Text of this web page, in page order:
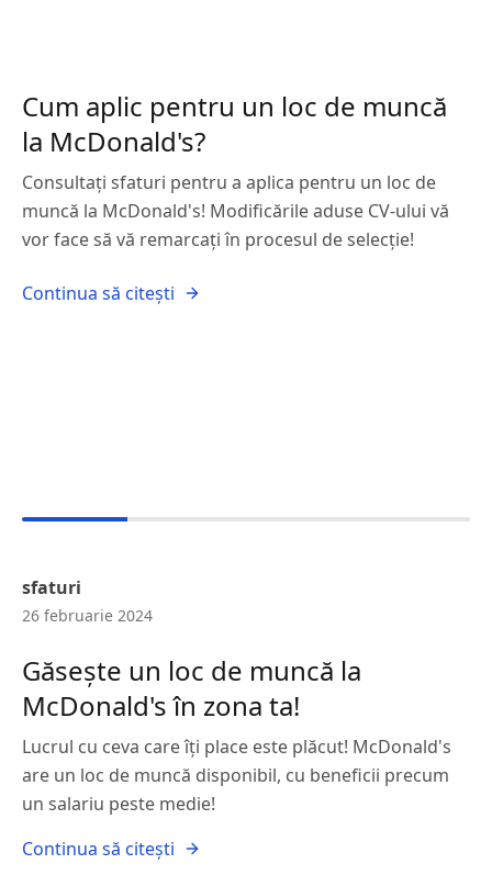
Cum aplic pentru un loc de muncă
la McDonald's?
Consultați sfaturi pentru a aplica pentru un loc de
muncă la McDonald's! Modificările aduse CV-ului vă
vor face să vă remarcați în procesul de selecție!
Continua să citești
sfaturi
26 februarie 2024
Găsește un loc de muncă la
McDonald's în zona ta!
Lucrul cu ceva care îți place este plăcut! McDonald's
are un loc de muncă disponibil, cu beneficii precum
un salariu peste medie!
Continua să citești